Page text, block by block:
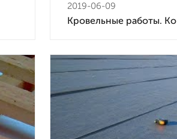
2019-06-09
Кровельные работы.